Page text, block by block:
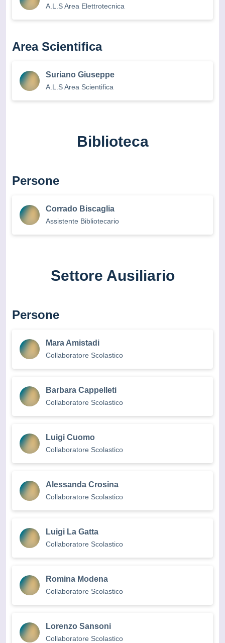
A.L.S Area Elettrotecnica
Area Scientifica
Suriano Giuseppe
A.L.S Area Scientifica
Biblioteca
Persone
Corrado Biscaglia
Assistente Bibliotecario
Settore Ausiliario
Persone
Mara Amistadi
Collaboratore Scolastico
Barbara Cappelleti
Collaboratore Scolastico
Luigi Cuomo
Collaboratore Scolastico
Alessanda Crosina
Collaboratore Scolastico
Luigi La Gatta
Collaboratore Scolastico
Romina Modena
Collaboratore Scolastico
Lorenzo Sansoni
Collaboratore Scolastico